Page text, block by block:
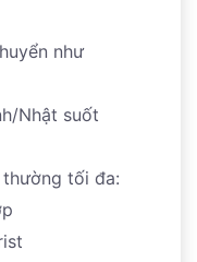
như
Nhật suốt
tối đa: